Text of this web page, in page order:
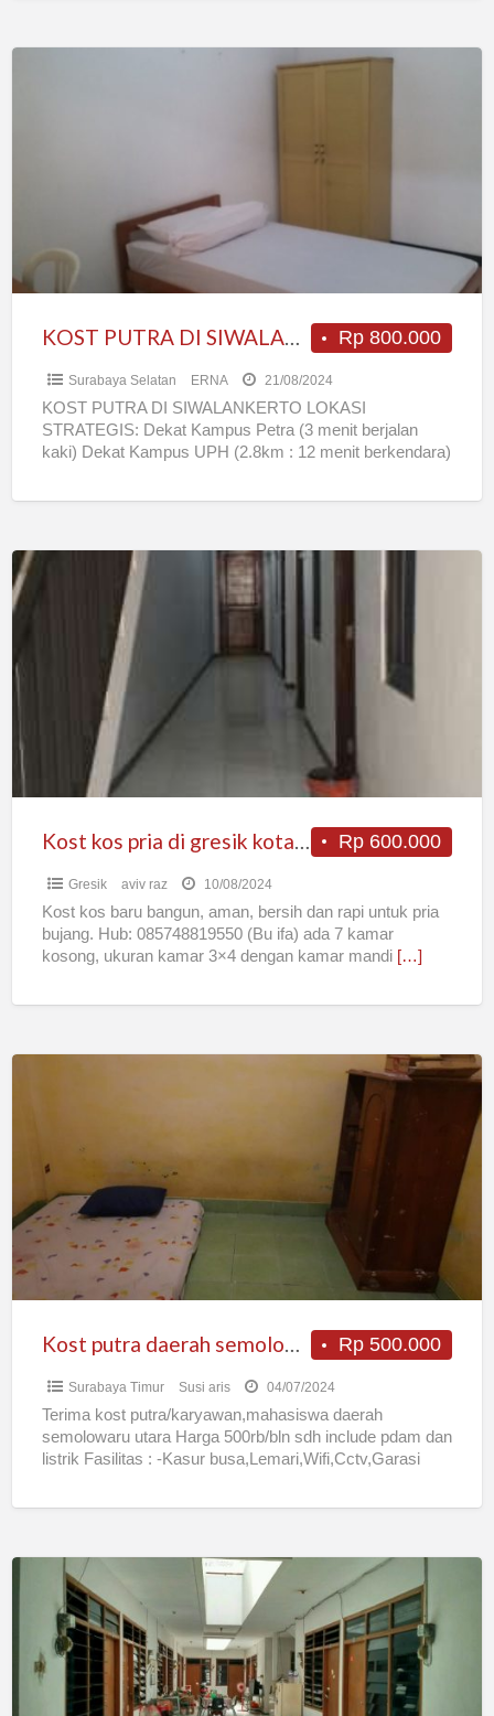
DAN
CITO)
Rp 800.000
KOST PUTRA DI SIWALANKERTO (DEKAT PETRA, UPH DAN CITO)
Surabaya Selatan ERNA 21/08/2024
KOST PUTRA DI SIWALANKERTO LOKASI
STRATEGIS: Dekat Kampus Petra (3 menit berjalan
kaki) Dekat Kampus UPH (2.8km : 12 menit berkendara)
Kost
kos
gresik
Randuagung
(bangunan
baru)
Rp 600.000
Kost kos pria di gresik kota Randuagung (bangunan baru)
Gresik aviv raz 10/08/2024
Kost kos baru bangun, aman, bersih dan rapi untuk pria
bujang. Hub: 085748819550 (Bu ifa) ada 7 kamar
kosong, ukuran kamar 3×4 dengan kamar mandi […]
semolowaru
Rp 500.000
Kost putra daerah semolowaru
Surabaya Timur Susi aris 04/07/2024
Terima kost putra/karyawan,mahasiswa daerah
semolowaru utara Harga 500rb/bln sdh include pdam dan
listrik Fasilitas : -Kasur busa,Lemari,Wifi,Cctv,Garasi
MURAH
SIWALANKERTO